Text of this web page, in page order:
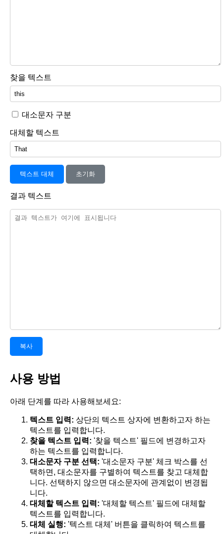
찾을 텍스트
대소문자 구분
대체할 텍스트
텍스트 대체 초기화
결과 텍스트
복사
사용 방법
아래 단계를 따라 사용해보세요:
텍스트 입력: 상단의 텍스트 상자에 변환하고자 하는
텍스트를 입력합니다.
찾을 텍스트 입력: '찾을 텍스트' 필드에 변경하고자
하는 텍스트를 입력합니다.
대소문자 구분 선택: '대소문자 구분' 체크 박스를 선
택하면, 대소문자를 구별하여 텍스트를 찾고 대체합
니다. 선택하지 않으면 대소문자에 관계없이 변경됩
니다.
대체할 텍스트 입력: '대체할 텍스트' 필드에 대체할
텍스트를 입력합니다.
대체 실행: '텍스트 대체' 버튼을 클릭하여 텍스트를